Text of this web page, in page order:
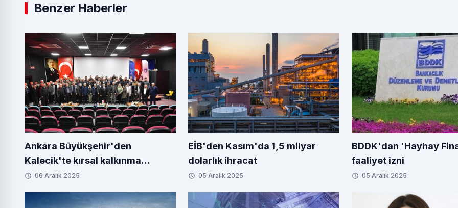
Benzer Haberler
Ankara Büyükşehir'den
Kalecik'te kırsal kalkınma
toplantısı
06 Aralık 2025
EİB'den Kasım'da 1,5 milyar
dolarlık ihracat
05 Aralık 2025
BDDK'dan 'Hayhay
faaliyet izni
05 Aralık 2025